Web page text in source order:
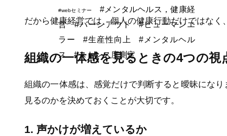
だから健康経営では、個人の健康行動だけではな
組織の一体感を見るときの4つの視
組織の一体感は、感覚だけで判断すると曖昧にな
見るのかを決めておくことが大切です。
1. 声かけが増えているか
#webセミナー
#メンタルヘルス，健康経
営
#バーンアウト
#ヒューマンエ
ラー
#生産性向上
#メンタルヘル
ス
#ストレス度測定